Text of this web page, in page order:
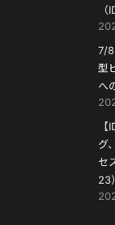
7/8
型
へ
グ
セ
23